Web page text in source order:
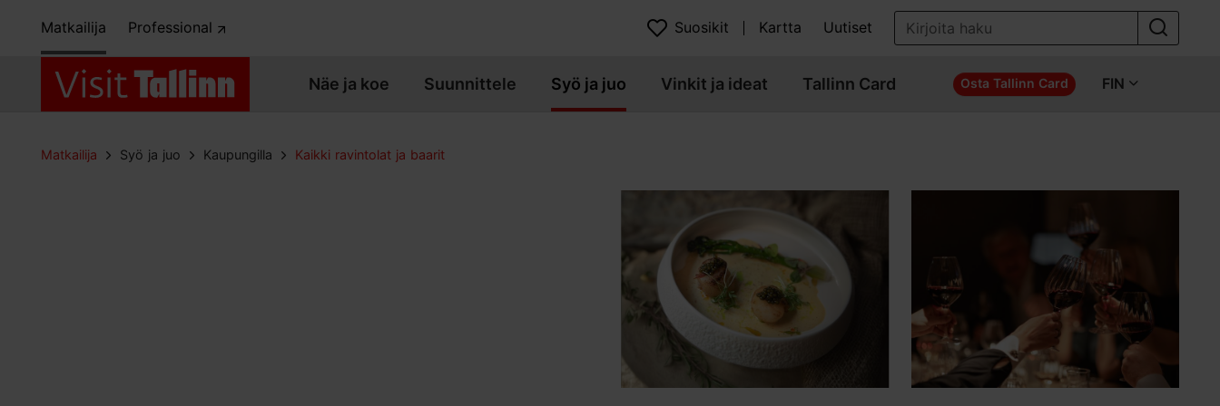
Matkailija Professional Suosikit Kartta Uutiset
Näe ja koe Suunnittele Syö ja juo Vinkit ja ideat Tallinn Card Osta Tallinn Card FIN
Matkailija Syö ja juo Kaupungilla Kaikki ravintolat ja baarit